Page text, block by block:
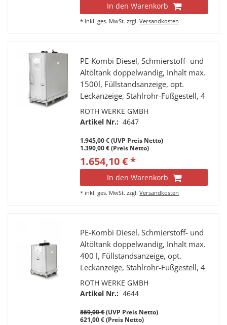
In den Warenkorb
* inkl. ges. MwSt. zzgl.Versandkosten
PE-Kombi Diesel, Schmierstoff- und
Altöltank doppelwandig, Inhalt max.
1500l, Füllstandsanzeige, opt.
Leckanzeige, Stahlrohr-Fußgestell, 4
Tragegriffe, 4 Stutzen a 2” IG, Fabr.
Roth, Typ Multitech 1500
ROTH WERKE GMBH
Artikel Nr.: 4647
1.945,00 €(UVP Preis Netto)
1.390,00 € (Preis Netto)
1.654,10 € *
In den Warenkorb
* inkl. ges. MwSt. zzgl.Versandkosten
PE-Kombi Diesel, Schmierstoff- und
Altöltank doppelwandig, Inhalt max.
400 l, Füllstandsanzeige, opt.
Leckanzeige, Stahlrohr-Fußgestell, 4
Tragegriffe, 4 Stutzen a 2” IG, Fabr.
Roth, Typ Multitech 400
ROTH WERKE GMBH
Artikel Nr.: 4644
869,00 €(UVP Preis Netto)
621,00 € (Preis Netto)